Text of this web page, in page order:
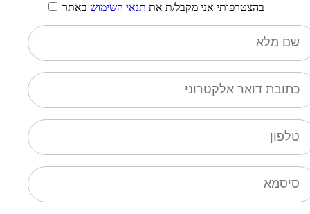
בהצטרפותי אני מקבל/ת את תנאי השימוש באתר